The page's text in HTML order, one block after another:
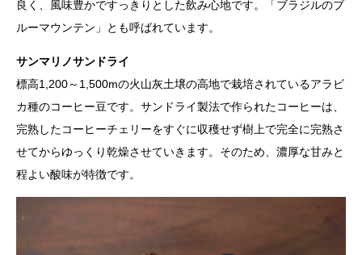
良く、風味豊かですっきりとした飲み心地です。「ブラジルのブ
ルーマウンテン」とも呼ばれています。
サンマリノサンドライ
標高1,200～1,500mの火山灰土壌の高地で栽培されているアラビ
カ種のコーヒー豆です。サンドライ製法で作られたコーヒーは、
完熟したコーヒーチェリーをすぐに収穫せず樹上で完全に完熟さ
せてからゆっくり乾燥させていきます。そのため、濃厚な甘みと
程よい酸味が特徴です。